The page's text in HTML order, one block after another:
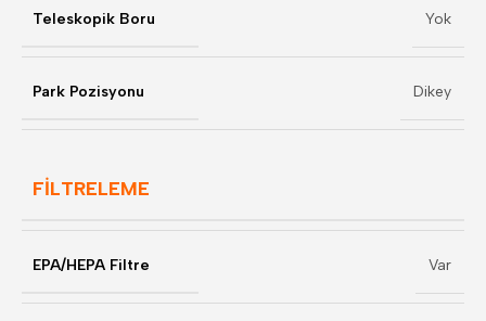
Teleskopik Boru Yok
Park Pozisyonu Dikey
FİLTRELEME
EPA/HEPA Filtre Var